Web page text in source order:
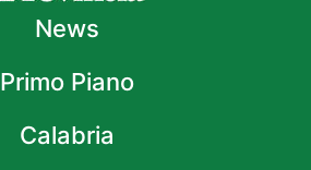
News
Primo Piano
Calabria